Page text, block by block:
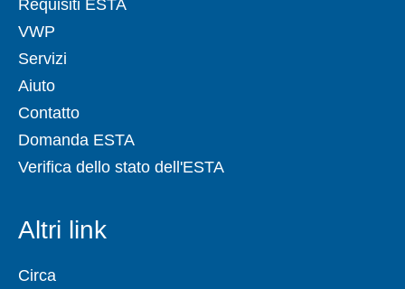
Requisiti ESTA
VWP
Servizi
Aiuto
Contatto
Domanda ESTA
Verifica dello stato dell'ESTA
Altri link
Circa